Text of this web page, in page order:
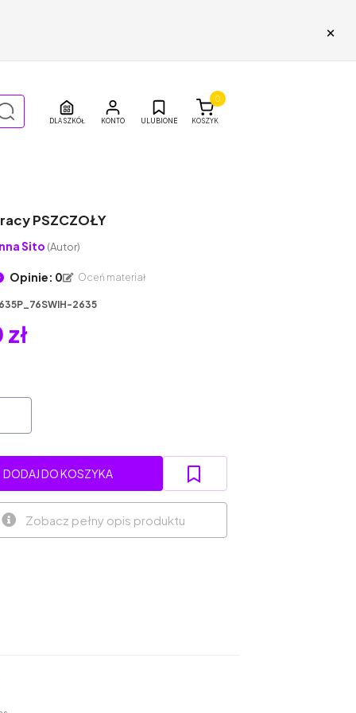
×
DLA SZKÓŁ ULUBIONE KOSZYK
0
PSZCZOŁY
Sito (Autor)
Opinie: 0 Oceń materiał
2635
DODAJ DO KOSZYKA
Zobacz pełny opis produktu